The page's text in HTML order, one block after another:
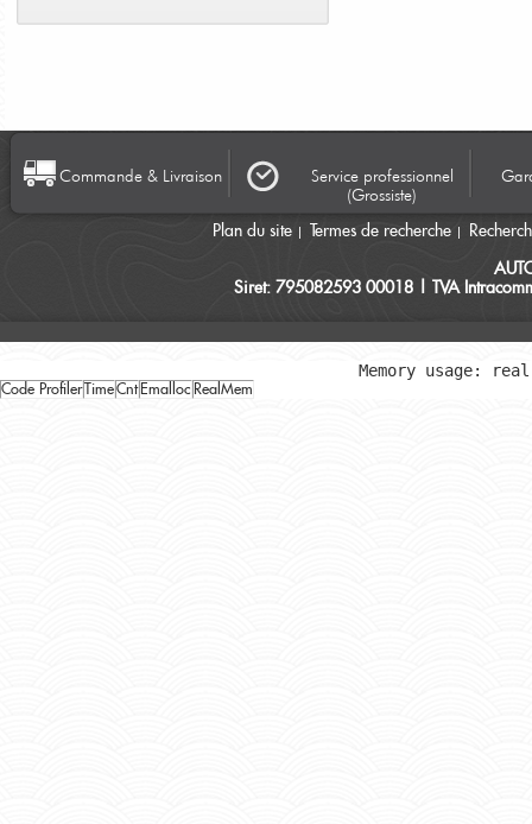
Commande & Livraison
Service professionnel
(Grossiste)
Plan du site Termes de recherche
Siret: 795082593 00018 | TVA
Memory usage:
Code Profiler TimeCnt Emalloc RealMem